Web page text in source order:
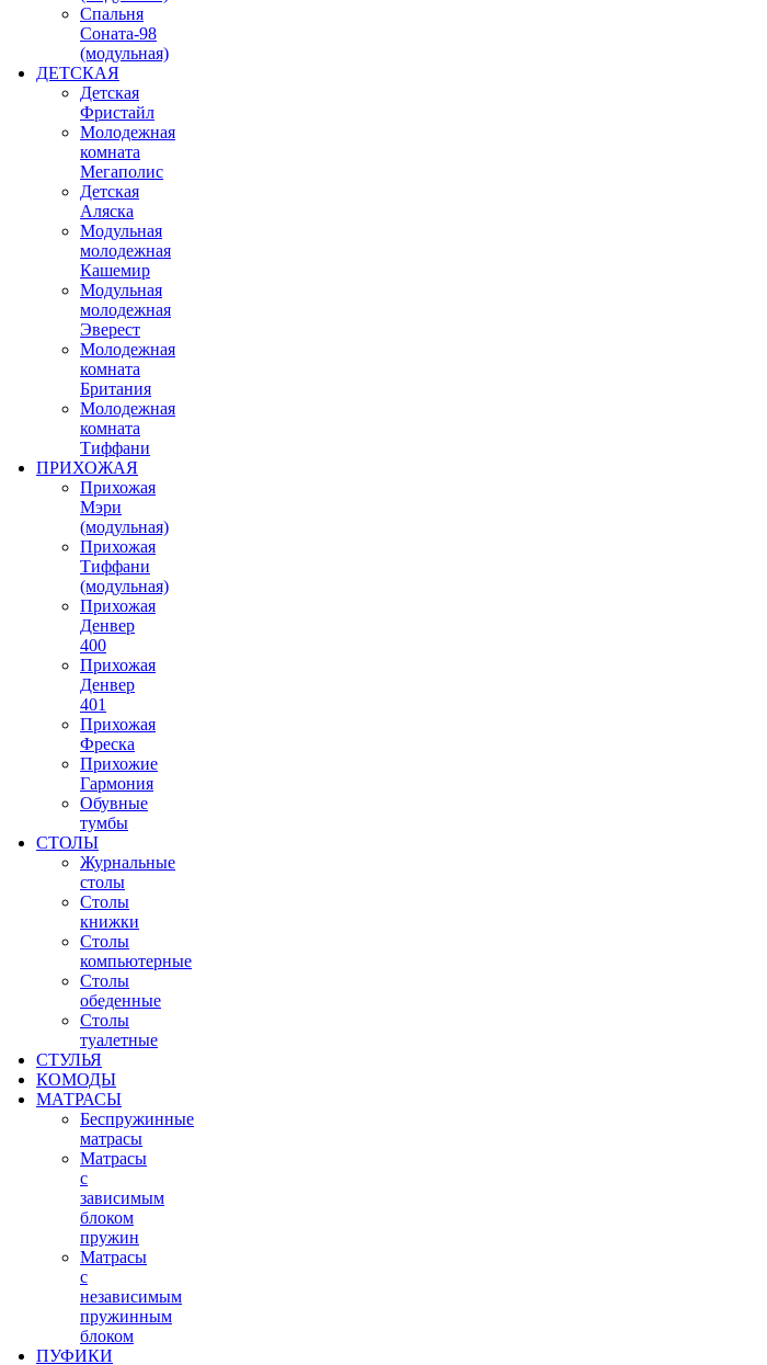
Спальня
Соната-98
(модульная)
ДЕТСКАЯ
Детская
Фристайл
Молодежная
комната
Мегаполис
Детская
Аляска
Модульная
молодежная
Кашемир
Модульная
молодежная
Эверест
Молодежная
комната
Британия
Молодежная
комната
Тиффани
ПРИХОЖАЯ
Прихожая
Мэри
(модульная)
Прихожая
Тиффани
(модульная)
Прихожая
Денвер
400
Прихожая
Денвер
401
Прихожая
Фреска
Прихожие
Гармония
Обувные
тумбы
СТОЛЫ
Журнальные
столы
Столы
книжки
Столы
компьютерные
Столы
обеденные
Столы
туалетные
СТУЛЬЯ
КОМОДЫ
МАТРАСЫ
Беспружинные
матрасы
Матрасы
с
зависимым
блоком
пружин
Матрасы
с
независимым
пружинным
блоком
ПУФИКИ